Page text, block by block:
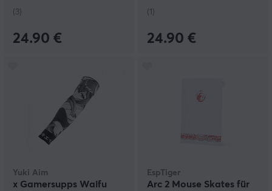
(3)
24.90 €
(1)
24.90 €
Yuki Aim
x Gamersupps Waifu
EspTiger
Arc 2 Mouse Skates für